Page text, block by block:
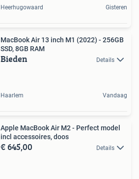
Heerhugowaard Gisteren
MacBook Air 13 inch M1 (2022) - 256GB
SSD, 8GB RAM
Bieden Details
Haarlem Vandaag
Apple MacBook Air M2 - Perfect model
incl accessoires, doos
€ 645,00 Details